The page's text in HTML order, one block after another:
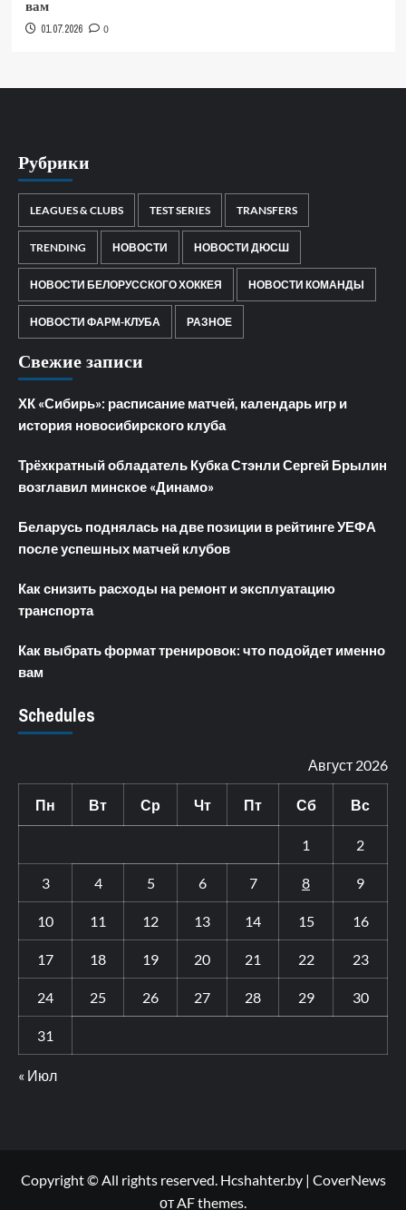
вам
01.07.2026 0
Рубрики
LEAGUES & CLUBS TEST SERIES TRANSFERS
TRENDING НОВОСТИ НОВОСТИ ДЮСШ
НОВОСТИ БЕЛОРУССКОГО ХОККЕЯ НОВОСТИ КОМАНДЫ
НОВОСТИ ФАРМ-КЛУБА РАЗНОЕ
Свежие записи
ХК «Сибирь»: расписание матчей, календарь игр и
история новосибирского клуба
Трёхкратный обладатель Кубка Стэнли Сергей Брылин
возглавил минское «Динамо»
Беларусь поднялась на две позиции в рейтинге УЕФА
после успешных матчей клубов
Как снизить расходы на ремонт и эксплуатацию
транспорта
Как выбрать формат тренировок: что подойдет именно
вам
Schedules
Август 2026
Пн Вт Ср Чт Пт Сб Вс
1 2
3 4 5 6 7 8 9
10 11 12 13 14 15 16
17 18 19 20 21 22 23
24 25 26 27 28 29 30
31
« Июл
Copyright © All rights reserved. Hcshahter.by | CoverNews
от AF themes.